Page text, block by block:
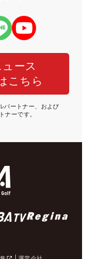
ース
こちら
パートナー、および
ナーです。